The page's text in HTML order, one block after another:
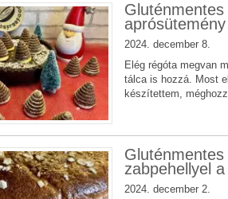
aprósütemény
2024. december 8.
Elég régóta megvan
tálca is hozzá. Most
készítettem,
zabpehellyel
2024. december 2.